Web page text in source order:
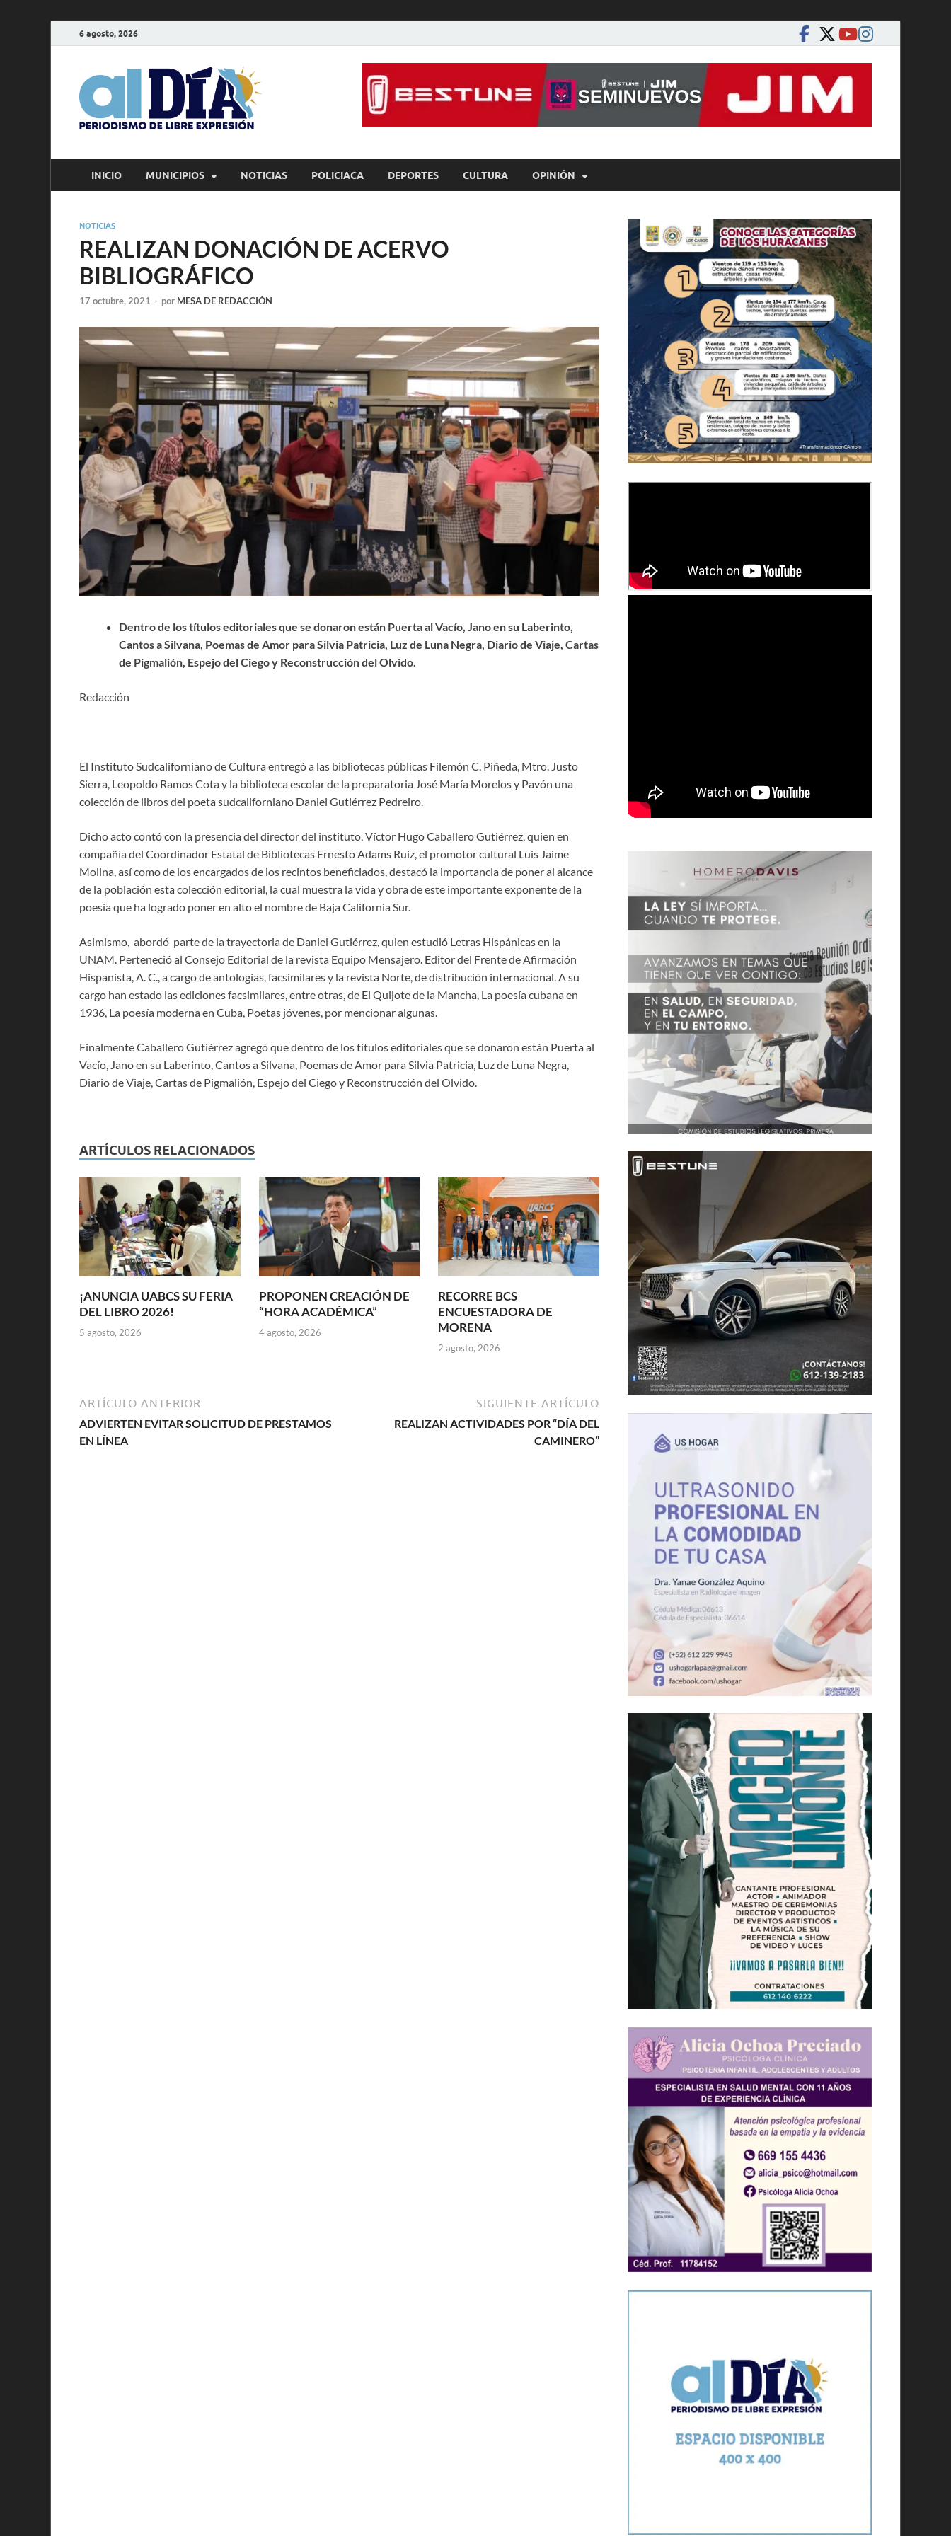
6 agosto, 2026
alDíaBCS
Periodismo de libre expresión
INICIO MUNICIPIOS NOTICIAS POLICIACA DEPORTES CULTURA OPINIÓN
NOTICIAS
REALIZAN DONACIÓN DE ACERVO
BIBLIOGRÁFICO
17 octubre, 2021 - por MESA DE REDACCIÓN
Dentro de los títulos editoriales que se donaron están Puerta al Vacío, Jano en su Laberinto,
Cantos a Silvana, Poemas de Amor para Silvia Patricia, Luz de Luna Negra, Diario de Viaje, Cartas
de Pigmalión, Espejo del Ciego y Reconstrucción del Olvido.
Redacción
El Instituto Sudcaliforniano de Cultura entregó a las bibliotecas públicas Filemón C. Piñeda, Mtro. Justo
Sierra, Leopoldo Ramos Cota y la biblioteca escolar de la preparatoria José María Morelos y Pavón una
colección de libros del poeta sudcaliforniano Daniel Gutiérrez Pedreiro.
Dicho acto contó con la presencia del director del instituto, Víctor Hugo Caballero Gutiérrez, quien en
compañía del Coordinador Estatal de Bibliotecas Ernesto Adams Ruiz, el promotor cultural Luis Jaime
Molina, así como de los encargados de los recintos beneficiados, destacó la importancia de poner al alcance
de la población esta colección editorial, la cual muestra la vida y obra de este importante exponente de la
poesía que ha logrado poner en alto el nombre de Baja California Sur.
Asimismo, abordó parte de la trayectoria de Daniel Gutiérrez, quien estudió Letras Hispánicas en la
UNAM. Perteneció al Consejo Editorial de la revista Equipo Mensajero. Editor del Frente de Afirmación
Hispanista, A. C., a cargo de antologías, facsimilares y la revista Norte, de distribución internacional. A su
cargo han estado las ediciones facsimilares, entre otras, de El Quijote de la Mancha, La poesía cubana en
1936, La poesía moderna en Cuba, Poetas jóvenes, por mencionar algunas.
Finalmente Caballero Gutiérrez agregó que dentro de los títulos editoriales que se donaron están Puerta al
Vacío, Jano en su Laberinto, Cantos a Silvana, Poemas de Amor para Silvia Patricia, Luz de Luna Negra,
Diario de Viaje, Cartas de Pigmalión, Espejo del Ciego y Reconstrucción del Olvido.
ARTÍCULOS RELACIONADOS
¡ANUNCIA UABCS SU FERIA
DEL LIBRO 2026!
5 agosto, 2026
PROPONEN CREACIÓN DE
“HORA ACADÉMICA”
4 agosto, 2026
RECORRE BCS
ENCUESTADORA DE
MORENA
2 agosto, 2026
ARTÍCULO ANTERIOR
ADVIERTEN EVITAR SOLICITUD DE PRESTAMOS
EN LÍNEA
SIGUIENTE ARTÍCULO
REALIZAN ACTIVIDADES POR “DÍA DEL
CAMINERO”